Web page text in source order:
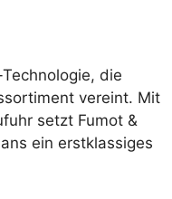
die
vereint. Mit
setzt Fumot &
ein erstklassiges